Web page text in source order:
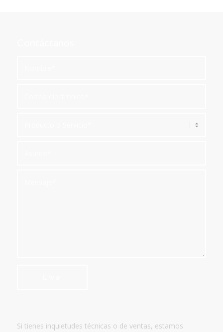
Si tienes inquietudes técnicas o de ventas, estamos